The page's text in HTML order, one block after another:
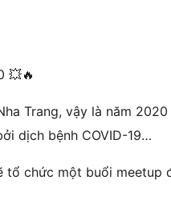
💥🔥
Trang, vậy là năm
dịch bệnh COVID-19…
tổ chức một buổi